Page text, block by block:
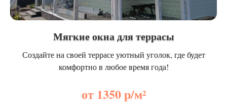
Мягкие окна для террасы
Создайте на своей террасе уютный уголок, где будет
комфортно в любое время года!
от 1350 р/м²